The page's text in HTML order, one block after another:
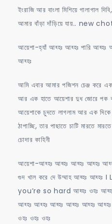
ইংরাজি আর বাংলা মিশিয়ে গালাগাল
আমার বাঁড়া দাঁড়িয়ে যায়.. new
আয়েশা-হ্যাঁ আহ্হঃ আহ্হঃ পারি
আহ্হঃ
আমি এবার আমার পজিশন চেঞ্জ করে
আর এক হাতে আয়েশার দুধ জোরে পক
আয়েশাকে চুদতে লাগলাম আর এক
ঠাপাচ্ছি, তার পাছাতে চাটি মারতে
চোদার কাহিনী
আয়েশা-আহ্হঃ আহ্হঃ আহ্হঃ আহ্হঃ
গুদ খাল করে দে উম্মাহ আহ্হঃ
you’re so hard আহ্হঃ ওহঃ
আহ্হঃ আহ্হঃ আহ্হঃ আহ্হঃ আহ্হঃ
ওহঃ ওহঃ ওহঃ